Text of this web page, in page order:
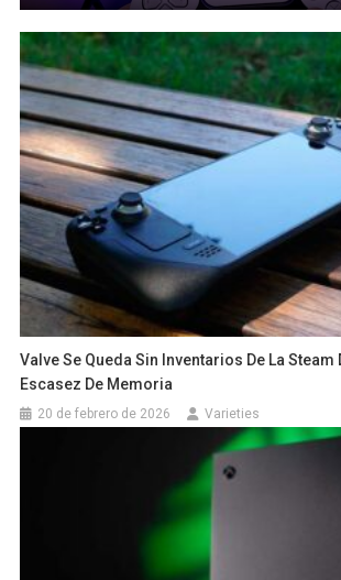
Valve Se Queda Sin Inventarios De La Steam
Escasez De Memoria
20 de febrero de 2026 Varieties